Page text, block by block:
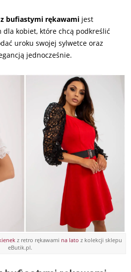
bufiastymi rękawami jest
dla kobiet, które chcą podkreślić
uroku swojej sylwetce oraz
jednocześnie.
z retro rękawami na lato z kolekcji sklepu
eButik.pl.